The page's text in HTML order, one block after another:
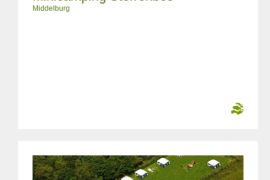
Middelburg